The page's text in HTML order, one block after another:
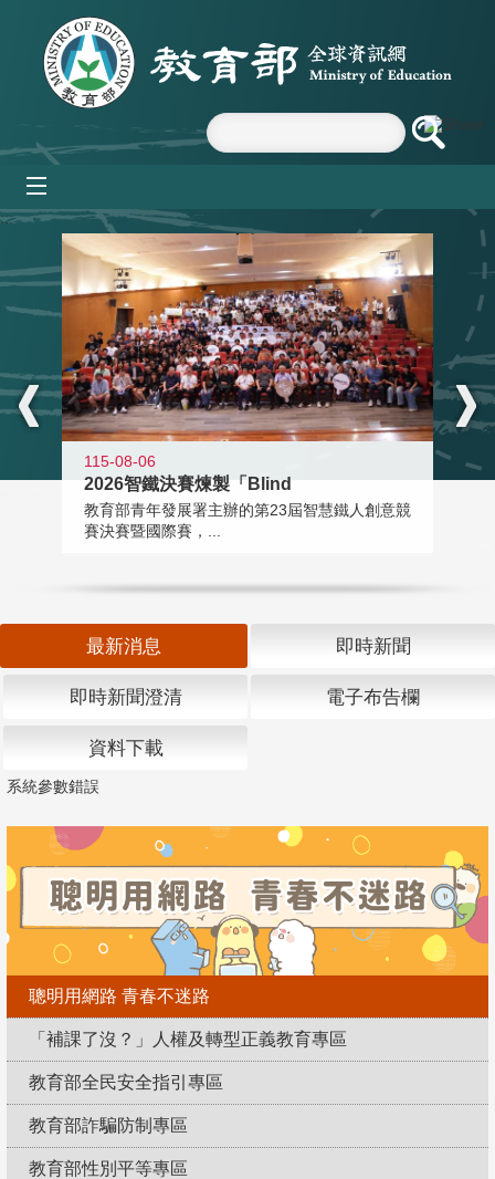
跳到主要內容區塊
:::
115-08-06
2026智鐵決賽煉製「Blind
教育部青年發展署主辦的第23屆智慧鐵人創意競
賽決賽暨國際賽，...
最新消息 即時新聞
即時新聞澄清 電子布告欄
資料下載
系統參數錯誤
聰明用網路 青春不迷路
「補課了沒？」人權及轉型正義教育專區
教育部全民安全指引專區
教育部詐騙防制專區
教育部性別平等專區